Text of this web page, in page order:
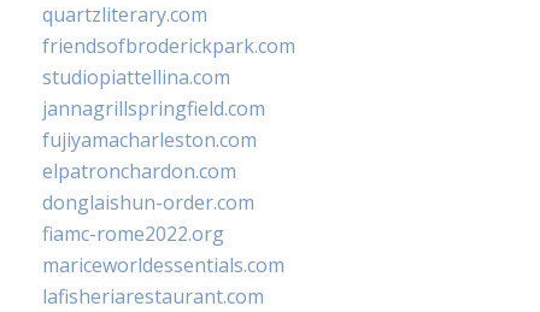
quartzliterary.com
friendsofbroderickpark.com
studiopiattellina.com
jannagrillspringfield.com
fujiyamacharleston.com
elpatronchardon.com
donglaishun-order.com
fiamc-rome2022.org
mariceworldessentials.com
lafisheriarestaurant.com